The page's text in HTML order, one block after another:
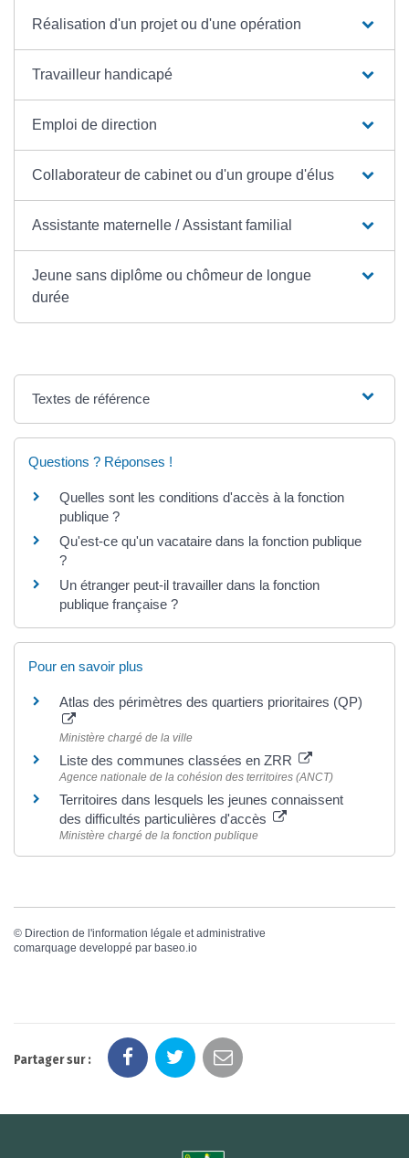
Réalisation d'un projet ou d'une opération
Travailleur handicapé
Emploi de direction
Collaborateur de cabinet ou d'un groupe d'élus
Assistante maternelle / Assistant familial
Jeune sans diplôme ou chômeur de longue
durée
Textes de référence
Questions ? Réponses !
Quelles sont les conditions d'accès à la fonction
publique ?
Qu'est-ce qu'un vacataire dans la fonction publique
?
Un étranger peut-il travailler dans la fonction
publique française ?
Pour en savoir plus
Atlas des périmètres des quartiers prioritaires (QP)
Ministère chargé de la ville
Liste des communes classées en ZRR
Agence nationale de la cohésion des territoires (ANCT)
Territoires dans lesquels les jeunes connaissent
des difficultés particulières d'accès
Ministère chargé de la fonction publique
© Direction de l'information légale et administrative
comarquage developpé par baseo.io
Partager sur :